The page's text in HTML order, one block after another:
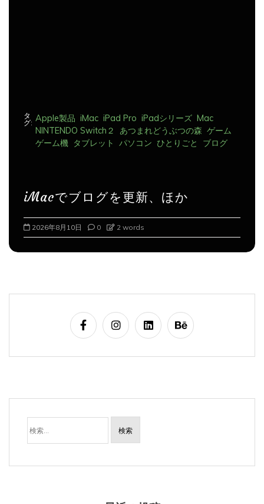
グ:
Apple製品 iMac iPad Pro iPadシリーズ Mac
NINTENDO Switch２
あつまれどうぶつの森
ゲーム
ゲーム機
タブレット パソコン ひとりごと ブログ
iMacでブログを更新、ほか
検